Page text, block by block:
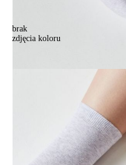
brak
zdjęcia koloru
+